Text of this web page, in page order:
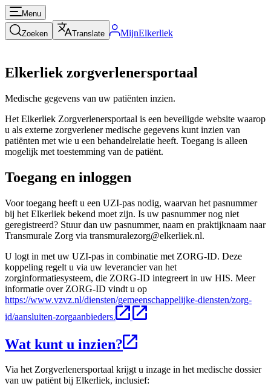
Menu
Zoeken Translate MijnElkerliek
Elkerliek zorgverlenersportaal
Medische gegevens van uw patiënten inzien.
Het Elkerliek Zorgverlenersportaal is een beveiligde website waarop
u als externe zorgverlener medische gegevens kunt inzien van
patiënten met wie u een behandelrelatie heeft. Toegang is alleen
mogelijk met toestemming van de patiënt.
Toegang en inloggen
Voor toegang heeft u een UZI-pas nodig, waarvan het pasnummer
bij het Elkerliek bekend moet zijn. Is uw pasnummer nog niet
geregistreerd? Stuur dan uw pasnummer, naam en praktijknaam naar
Transmurale Zorg via transmuralezorg@elkerliek.nl.
U logt in met uw UZI-pas in combinatie met ZORG-ID. Deze
koppeling regelt u via uw leverancier van het
zorginformatiesysteem, die ZORG-ID integreert in uw HIS. Meer
informatie over ZORG-ID vindt u op
https://www.vzvz.nl/diensten/gemeenschappelijke-diensten/zorg-
id/aansluiten-zorgaanbieders.
Wat kunt u inzien?
Via het Zorgverlenersportaal krijgt u inzage in het medische dossier
van uw patiënt bij Elkerliek, inclusief: